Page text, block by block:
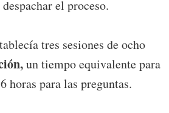
el proceso.
tres sesiones de ocho
un tiempo equivalente para
horas para las preguntas.